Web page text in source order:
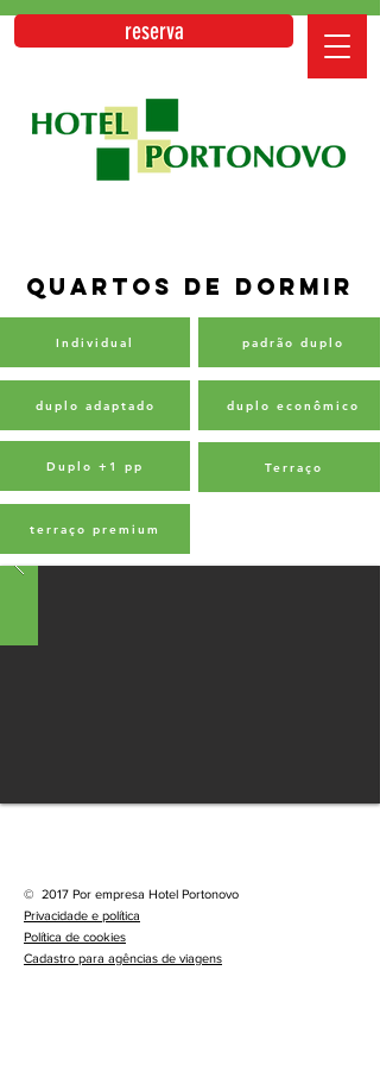
reserva
Individual padrão duplo
duplo adaptado duplo econômico
Duplo +1 pp Terraço
terraço premium
QUARTOS DE DORMIR
© 2017 Por empresa Hotel Portonovo
Privacidade e política
Política de cookies
Cadastro para agências de viagens